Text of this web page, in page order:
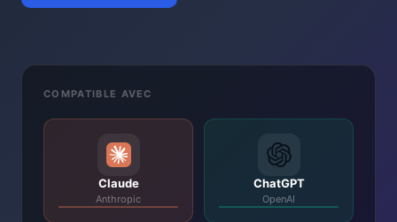
COMPATIBLE AVEC
Claude
Anthropic
ChatGPT
OpenAI